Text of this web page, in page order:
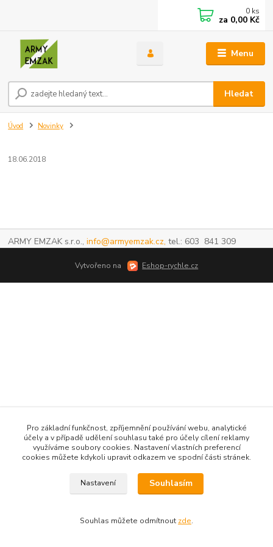
Menu
Hledat
0 ks
za 0,00 Kč
Úvod Novinky
18.06.2018
ARMY EMZAK s.r.o.,info@armyemzak.cz, tel.: 603 841 309
Vytvořeno na Eshop-rychle.cz
Pro základní funkčnost, zpříjemnění používání webu, analytické
účely a v případě udělení souhlasu také pro účely cílení reklamy
využíváme soubory cookies. Nastavení vlastních preferencí
cookies můžete kdykoli upravit odkazem ve spodní části stránek.
Nastavení Souhlasím
Souhlas můžete odmítnout zde.